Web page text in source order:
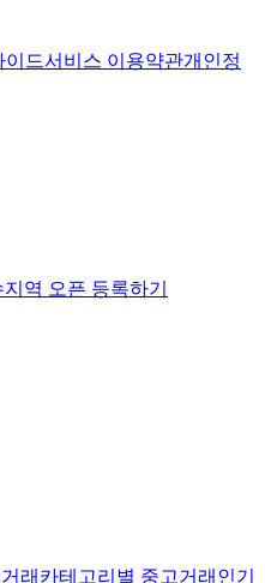
이드서비스 이용약관개인정
지역 오픈 등록하기
래 카테고리별 중고거래 인기